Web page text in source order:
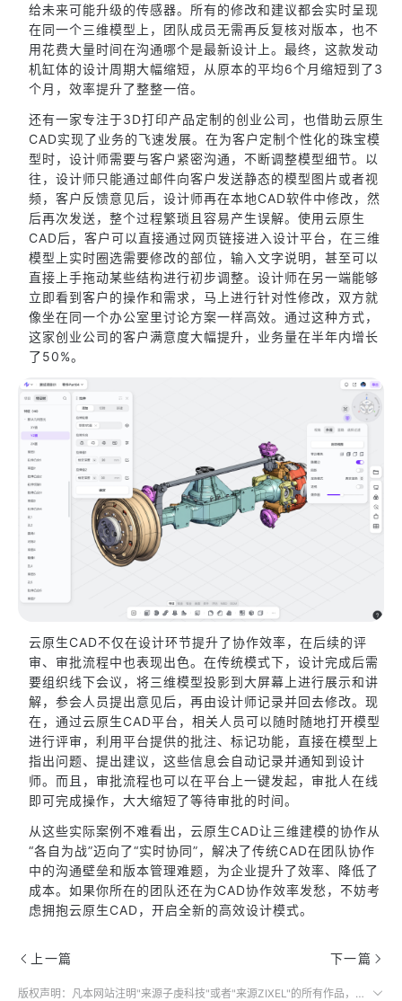
给未来可能升级的传感器。所有的修改和建议都会实时呈现
在同一个三维模型上，团队成员无需再反复核对版本，也不
用花费大量时间在沟通哪个是最新设计上。最终，这款发动
机缸体的设计周期大幅缩短，从原本的平均6个月缩短到了3
个月，效率提升了整整一倍。
还有一家专注于3D打印产品定制的创业公司，也借助云原生
CAD实现了业务的飞速发展。在为客户定制个性化的珠宝模
型时，设计师需要与客户紧密沟通，不断调整模型细节。以
往，设计师只能通过邮件向客户发送静态的模型图片或者视
频，客户反馈意见后，设计师再在本地CAD软件中修改，然
后再次发送，整个过程繁琐且容易产生误解。使用云原生
CAD后，客户可以直接通过网页链接进入设计平台，在三维
模型上实时圈选需要修改的部位，输入文字说明，甚至可以
直接上手拖动某些结构进行初步调整。设计师在另一端能够
立即看到客户的操作和需求，马上进行针对性修改，双方就
像坐在同一个办公室里讨论方案一样高效。通过这种方式，
这家创业公司的客户满意度大幅提升，业务量在半年内增长
了50%。
云原生CAD不仅在设计环节提升了协作效率，在后续的评
审、审批流程中也表现出色。在传统模式下，设计完成后需
要组织线下会议，将三维模型投影到大屏幕上进行展示和讲
解，参会人员提出意见后，再由设计师记录并回去修改。现
在，通过云原生CAD平台，相关人员可以随时随地打开模型
进行评审，利用平台提供的批注、标记功能，直接在模型上
指出问题、提出建议，这些信息会自动记录并通知到设计
师。而且，审批流程也可以在平台上一键发起，审批人在线
即可完成操作，大大缩短了等待审批的时间。
从这些实际案例不难看出，云原生CAD让三维建模的协作从
“各自为战”迈向了“实时协同”，解决了传统CAD在团队协作
中的沟通壁垒和版本管理难题，为企业提升了效率、降低了
成本。如果你所在的团队还在为CAD协作效率发愁，不妨考
虑拥抱云原生CAD，开启全新的高效设计模式。
上一篇 下一篇
版权声明：凡本网站注明"来源子虔科技"或者"来源ZIXEL"的所有作品，均为本网站合法拥有版权的作品，未经本网站授权，任何媒体、网站、个人不得转载、链接、转帖或以其他方式使用。